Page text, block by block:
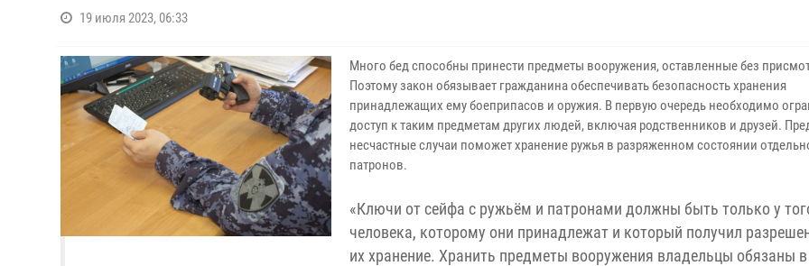
19 июля 2023, 06:33
Много бед способны принести предметы вооружения, оставленные без
Поэтому закон обязывает гражданина обеспечивать безопасность хранения
принадлежащих ему боеприпасов и оружия. В первую очередь необходимо
доступ к таким предметам других людей, включая родственников и друзей.
несчастные случаи поможет хранение ружья в разряженном состоянии
патронов.
«Ключи от сейфа с ружьём и патронами должны быть только у
человека, которому они принадлежат и который получил
их хранение. Хранить предметы вооружения владельцы обязаны в